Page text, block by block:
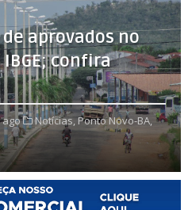
aprovados no
confira
ago Notícias,Ponto Novo-BA,